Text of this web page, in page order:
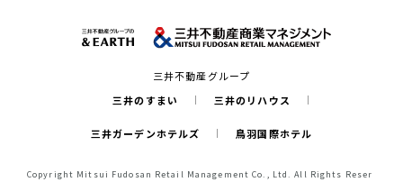
三井不動産グループ
三井のすまい
三井のリハウス
三井ガーデンホテルズ 鳥羽国際ホテル
Copyright Mitsui Fudosan Retail Management Co., Ltd. All Rights Reser